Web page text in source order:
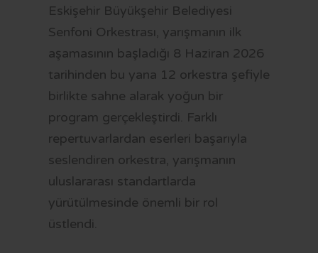
Eskişehir Büyükşehir Belediyesi
Senfoni Orkestrası, yarışmanın ilk
aşamasının başladığı 8 Haziran 2026
tarihinden bu yana 12 orkestra şefiyle
birlikte sahne alarak yoğun bir
program gerçekleştirdi. Farklı
repertuvarlardan eserleri başarıyla
seslendiren orkestra, yarışmanın
uluslararası standartlarda
yürütülmesinde önemli bir rol
üstlendi.